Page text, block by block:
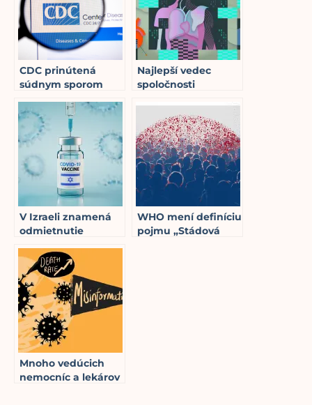
CDC prinútená
súdnym sporom
že „vakcíny
nespôsobujú
autizmus“ zo svojej
webovej stránky
3min read
Najlepší vedec
spoločnosti
technológie MRNA v
snímkach COVID: „V
skutočnosti
hackujeme softvér
života“
10 min read
V Izraeli znamená
odmietnutie
COVID-19, že „Váš
život je v podstate
preč“
3min read
WHO mení definíciu
pojmu „Stádová
Mnoho vedúcich
nemocníc a lekárov